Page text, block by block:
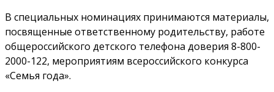
В специальных номинациях принимаются материалы,
посвященные ответственному родительству, работе
общероссийского детского телефона доверия 8-800-
2000-122, мероприятиям всероссийского конкурса
«Семья года».